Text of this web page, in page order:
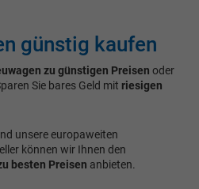
günstig kaufen
zu günstigen Preisen oder
Sie bares Geld mit riesigen
unsere europaweiten
können wir Ihnen den
besten Preisen anbieten.